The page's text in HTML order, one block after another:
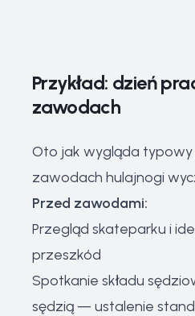
Przykład: dzień
zawodach
Oto jak wygląda
zawodach hulajnogi
Przed zawodami:
Przegląd skateparku i
przeszkód
Spotkanie składu
sędzią — ustalenie